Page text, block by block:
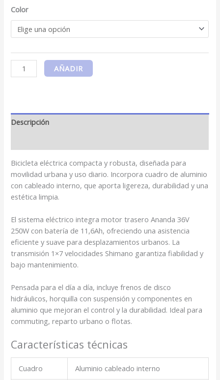
Color
AÑADIR
Descripción
Bicicleta eléctrica compacta y robusta, diseñada para
movilidad urbana y uso diario. Incorpora cuadro de aluminio
con cableado interno, que aporta ligereza, durabilidad y una
estética limpia.
El sistema eléctrico integra motor trasero Ananda 36V
250W con batería de 11,6Ah, ofreciendo una asistencia
eficiente y suave para desplazamientos urbanos. La
transmisión 1×7 velocidades Shimano garantiza fiabilidad y
bajo mantenimiento.
Pensada para el día a día, incluye frenos de disco
hidráulicos, horquilla con suspensión y componentes en
aluminio que mejoran el control y la durabilidad. Ideal para
commuting, reparto urbano o flotas.
Características técnicas
Cuadro Aluminio cableado interno